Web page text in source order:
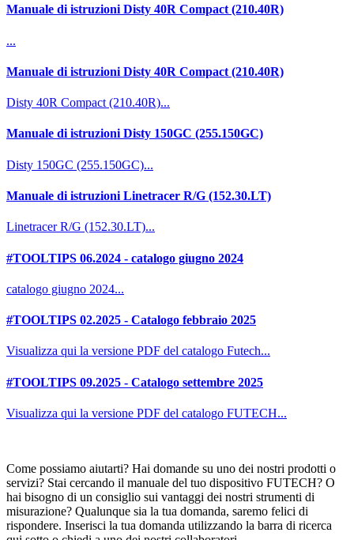
Manuale di istruzioni Disty 40R Compact (210.40R)
...
Manuale di istruzioni Disty 40R Compact (210.40R)
Disty 40R Compact (210.40R)...
Manuale di istruzioni Disty 150GC (255.150GC)
Disty 150GC (255.150GC)...
Manuale di istruzioni Linetracer R/G (152.30.LT)
Linetracer R/G (152.30.LT)...
#TOOLTIPS 06.2024 - catalogo giugno 2024
catalogo giugno 2024...
#TOOLTIPS 02.2025 - Catalogo febbraio 2025
Visualizza qui la versione PDF del catalogo Futech...
#TOOLTIPS 09.2025 - Catalogo settembre 2025
Visualizza qui la versione PDF del catalogo FUTECH...
Come possiamo aiutarti? Hai domande su uno dei nostri prodotti o
servizi? Stai cercando il manuale del tuo dispositivo FUTECH? O
hai bisogno di un consiglio sui vantaggi dei nostri strumenti di
misurazione? Qualunque sia la tua domanda, saremo felici di
rispondere. Inserisci la tua domanda utilizzando la barra di ricerca